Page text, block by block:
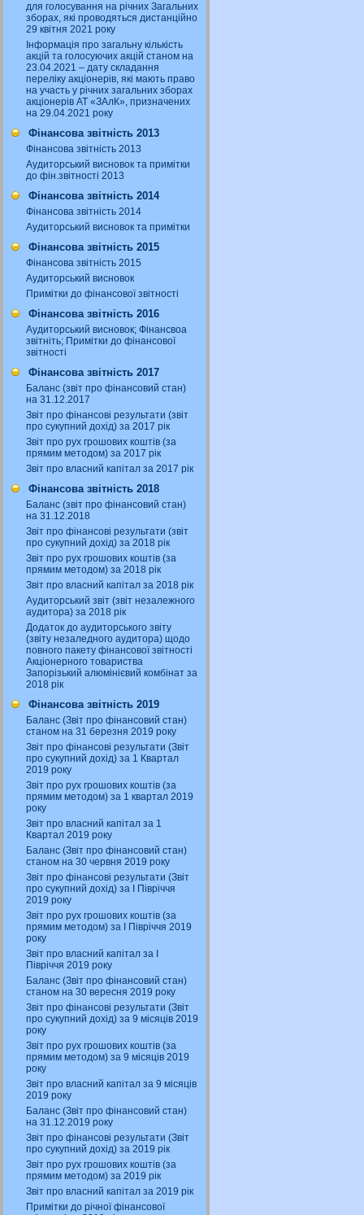
для голосування на річних Загальних
зборах, які проводяться дистанційно
29 квітня 2021 року
Інформація про загальну кількість
акцій та голосуючих акцій станом на
23.04.2021 – дату складання
переліку акціонерів, які мають право
на участь у річних загальних зборах
акціонерів АТ «ЗАлК», призначених
на 29.04.2021 року
Фінансова звітність 2013
Фінансова звітність 2013
Аудиторський висновок та примітки
до фін.звітності 2013
Фінансова звітність 2014
Фінансова звітність 2014
Аудиторський висновок та примітки
Фінансова звітність 2015
Фінансова звітність 2015
Аудиторський висновок
Примітки до фінансової звітності
Фінансова звітність 2016
Аудиторський висновок; Фінансвоа
звітніть; Примітки до фінансової
звітності
Фінансова звітність 2017
Баланс (звіт про фінансовий стан)
на 31.12.2017
Звіт про фінансові результати (звіт
про сукупний дохід) за 2017 рік
Звіт про рух грошових коштів (за
прямим методом) за 2017 рік
Звіт про власний капітал за 2017 рік
Фінансова звітність 2018
Баланс (звіт про фінансовий стан)
на 31.12.2018
Звіт про фінансові результати (звіт
про сукупний дохід) за 2018 рік
Звіт про рух грошових коштів (за
прямим методом) за 2018 рік
Звіт про власний капітал за 2018 рік
Аудиторський звіт (звіт незалежного
аудитора) за 2018 рік
Додаток до аудиторського звіту
(звіту незаледного аудитора) щодо
повного пакету фінансової звітності
Акціонерного товариства
Запорізький алюмінієвий комбінат за
2018 рік
Фінансова звітність 2019
Баланс (Звіт про фінансовий стан)
станом на 31 березня 2019 року
Звіт про фінансові результати (Звіт
про сукупний дохід) за 1 Квартал
2019 року
Звіт про рух грошових коштів (за
прямим методом) за 1 квартал 2019
року
Звіт про власний капітал за 1
Квартал 2019 року
Баланс (Звіт про фінансовий стан)
станом на 30 червня 2019 року
Звіт про фінансові результати (Звіт
про сукупний дохід) за І Півріччя
2019 року
Звіт про рух грошових коштів (за
прямим методом) за І Півріччя 2019
року
Звіт про власний капітал за І
Півріччя 2019 року
Баланс (Звіт про фінансовий стан)
станом на 30 вересня 2019 року
Звіт про фінансові результати (Звіт
про сукупний дохід) за 9 місяців 2019
року
Звіт про рух грошових коштів (за
прямим методом) за 9 місяців 2019
року
Звіт про власний капітал за 9 місяців
2019 року
Баланс (Звіт про фінансовий стан)
на 31.12.2019 року
Звіт про фінансові результати (Звіт
про сукупний дохід) за 2019 рік
Звіт про рух грошових коштів (за
прямим методом) за 2019 рік
Звіт про власний капітал за 2019 рік
Примітки до річної фінансової